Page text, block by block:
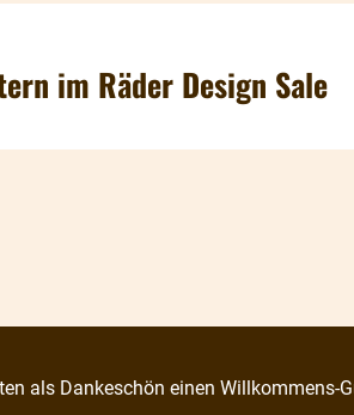
im Räder Design Sale
als Dankeschön einen Willkommens-